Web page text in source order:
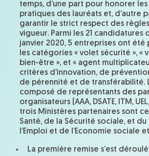
temps, d’une part pour honorer
pratiques des lauréats et, d’autre
garantir le strict respect des
vigueur. Parmi les 21 candidatures
janvier 2020, 5 entreprises ont été
les catégories « volet sécurité », «
bien-être », et « agent
critères d’innovation, de
de pérennité et de transférabilité.
composé de représentants des
organisateurs (AAA, DSATE, ITM,
trois Ministères partenaires sont
Santé, de la Sécurité sociale, et du
l’Emploi et de l’Economie sociale
La première remise s’est